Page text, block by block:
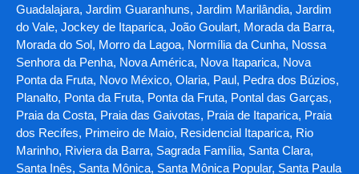
Guadalajara, Jardim Guaranhuns, Jardim Marilândia, Jardim
do Vale, Jockey de Itaparica, João Goulart, Morada da Barra,
Morada do Sol, Morro da Lagoa, Normília da Cunha, Nossa
Senhora da Penha, Nova América, Nova Itaparica, Nova
Ponta da Fruta, Novo México, Olaria, Paul, Pedra dos Búzios,
Planalto, Ponta da Fruta, Ponta da Fruta, Pontal das Garças,
Praia da Costa, Praia das Gaivotas, Praia de Itaparica, Praia
dos Recifes, Primeiro de Maio, Residencial Itaparica, Rio
Marinho, Riviera da Barra, Sagrada Família, Santa Clara,
Santa Inês, Santa Mônica, Santa Mônica Popular, Santa Paula